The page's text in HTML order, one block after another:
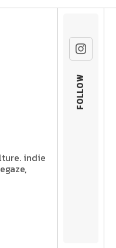
indie
FOLLOW